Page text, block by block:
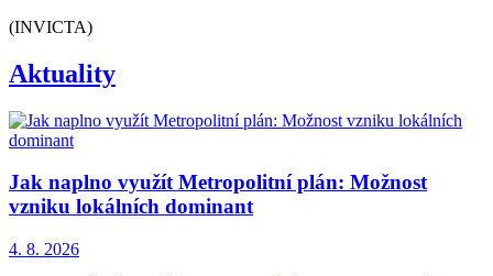
(INVICTA)
Aktuality
Jak naplno využít Metropolitní plán: Možnost
vzniku lokálních dominant
4. 8. 2026